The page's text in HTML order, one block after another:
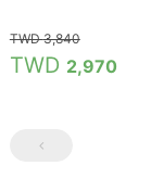
3,840
2,970